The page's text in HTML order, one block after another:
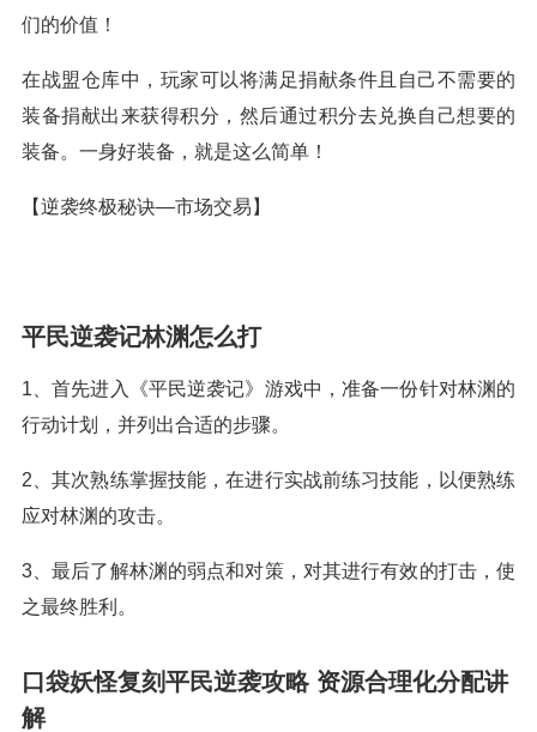
们的价值！
在战盟仓库中，玩家可以将满足捐献条件且自己不需要的
装备捐献出来获得积分，然后通过积分去兑换自己想要的
装备。一身好装备，就是这么简单！
【逆袭终极秘诀—市场交易】
平民逆袭记林渊怎么打
1、首先进入《平民逆袭记》游戏中，准备一份针对林渊的
行动计划，并列出合适的步骤。
2、其次熟练掌握技能，在进行实战前练习技能，以便熟练
应对林渊的攻击。
3、最后了解林渊的弱点和对策，对其进行有效的打击，使
之最终胜利。
口袋妖怪复刻平民逆袭攻略 资源合理化分配讲
解